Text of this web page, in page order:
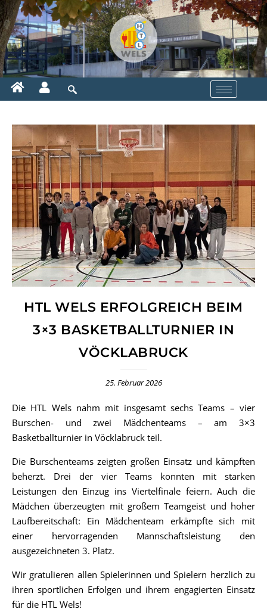
HTL WELS ERFOLGREICH BEIM
3×3 BASKETBALLTURNIER IN
VÖCKLABRUCK
25. Februar 2026
Die HTL Wels nahm mit insgesamt sechs Teams – vier
Burschen- und zwei Mädchenteams – am 3×3
Basketballturnier in Vöcklabruck teil.
Die Burschenteams zeigten großen Einsatz und kämpften
beherzt. Drei der vier Teams konnten mit starken
Leistungen den Einzug ins Viertelfinale feiern. Auch die
Mädchen überzeugten mit großem Teamgeist und hoher
Laufbereitschaft: Ein Mädchenteam erkämpfte sich mit
einer hervorragenden Mannschaftsleistung den
ausgezeichneten 3. Platz.
Wir gratulieren allen Spielerinnen und Spielern herzlich zu
ihren sportlichen Erfolgen und ihrem engagierten Einsatz
für die HTL Wels!